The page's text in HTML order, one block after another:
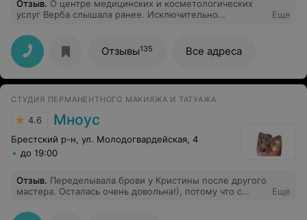
Отзыв. О центре медицинских и косметологических
услуг Верба слышала ранее. Исключительно
жирного блеска. Решила записаться на прием к
специалисту Анне Сергеевне. Очень внимательная.
предложила мне несколько вариантов процедур для
лица. Решилась на нити Aptos и не прогадала,
результат -7 лет. И не бойтесь, процедура
реабилитацию нужно, но потом все просто
замечательно!
Еще
Отзывы135 Все адреса
СТУДИЯ ПЕРМАНЕНТНОГО МАКИЯЖА И ТАТУАЖА
4.6 Мноус
Брестский р-н, ул. Молодогвардейская, 4
до 19:00
Отзыв. Переделывала брови у Кристины после другого
мастера. Осталась очень довольна!), потому что с
они у меня ушли в красный цвет. И форма очень
Еще